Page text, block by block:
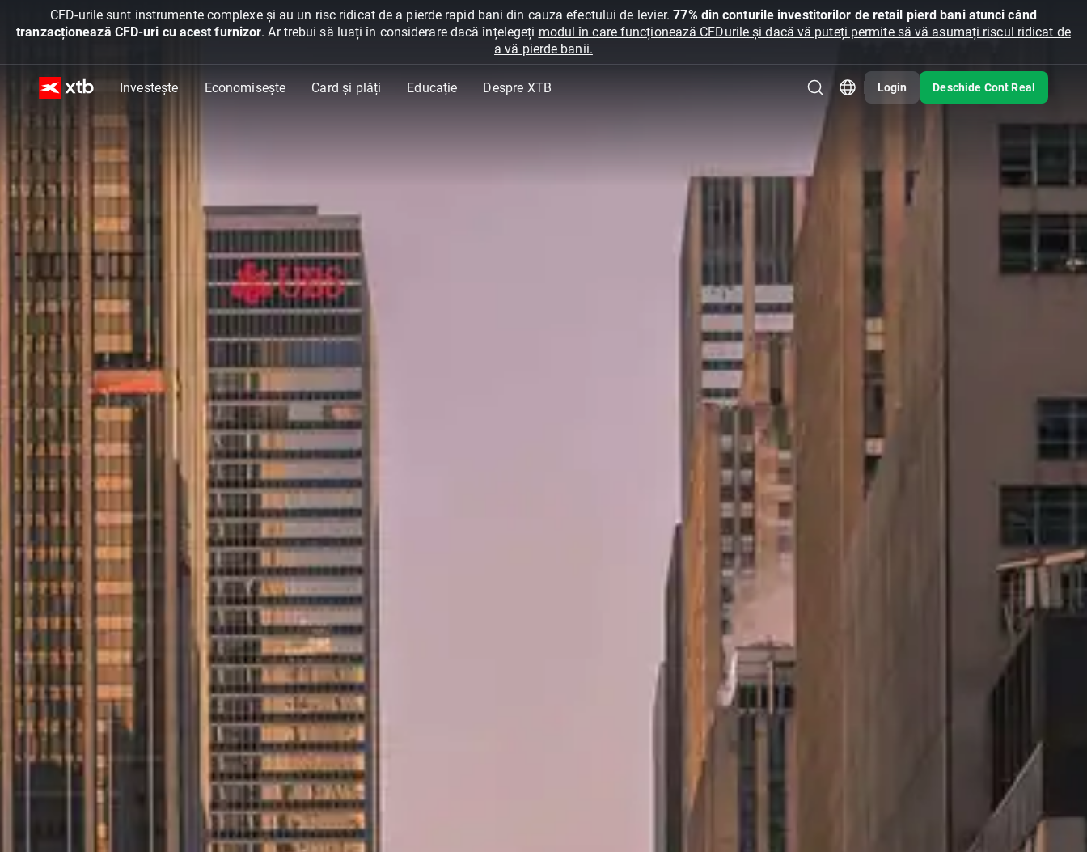
CFD-urile sunt instrumente complexe și au un risc ridicat de a pierde rapid bani din cauza efectului de levier.77% din conturile investitorilor de retail pierd bani atunci când
tranzacționează CFD-uri cu acest furnizor. Ar trebui să luați în considerare dacă înțelegeți modul în care funcționează CFDurile și dacă vă puteți permite să vă asumați riscul ridicat de
a vă pierde banii.
Investește Economisește Card și plăți Educație Despre XTB Login Deschide Cont Real